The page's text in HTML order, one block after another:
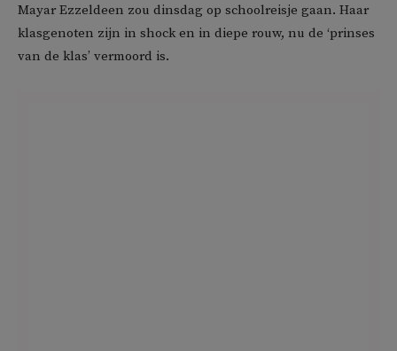
Mayar Ezzeldeen zou dinsdag op schoolreisje gaan. Haar
klasgenoten zijn in shock en in diepe rouw, nu de ‘prinses
van de klas’ vermoord is.